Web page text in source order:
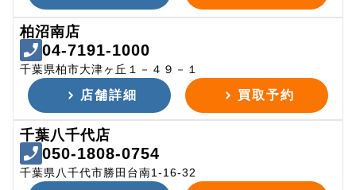
柏沼南店
04-7191-1000
千葉県柏市大津ヶ丘１－４９－１
店舗詳細 買取予約
千葉八千代店
050-1808-0754
千葉県八千代市勝田台南1-16-32